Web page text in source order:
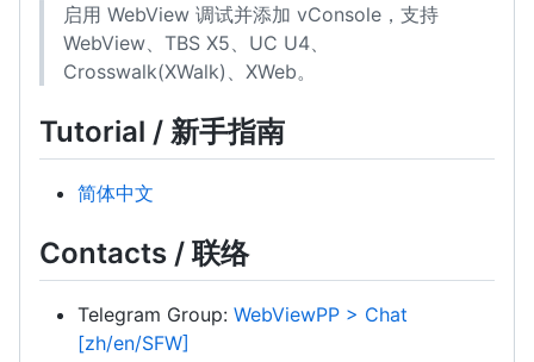
启用 WebView 调试并添加 vConsole，支持
WebView、TBS X5、UC U4、
Crosswalk(XWalk)、XWeb。
Tutorial / 新手指南
简体中文
Contacts / 联络
Telegram Group: WebViewPP > Chat
[zh/en/SFW]